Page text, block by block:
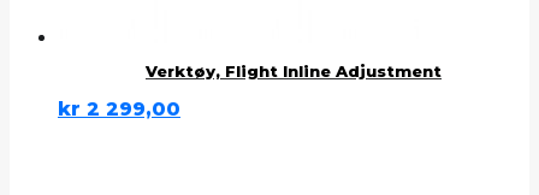
Verktøy, Flight Inline Adjustment
kr 2 299,00